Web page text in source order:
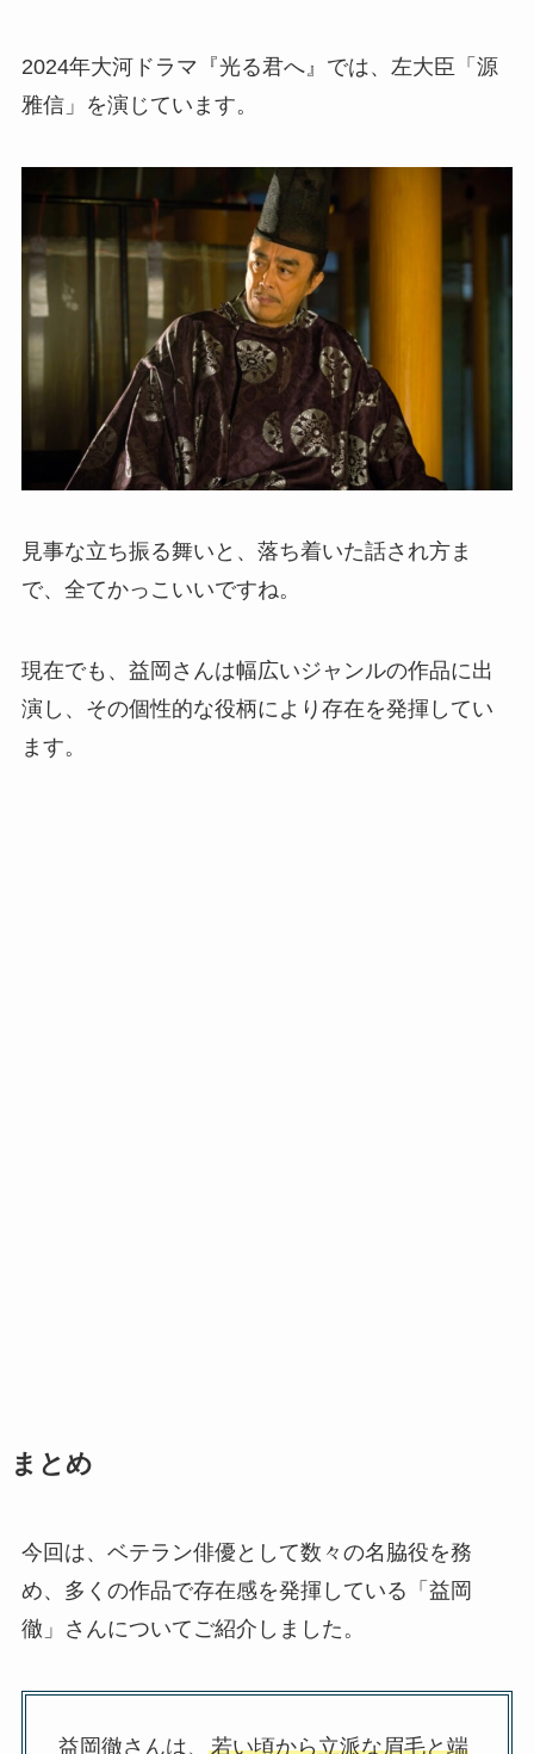
2024年大河ドラマ『光る君へ』では、左大臣「源
雅信」を演じています。
見事な立ち振る舞いと、落ち着いた話され方ま
で、全てかっこいいですね。
現在でも、益岡さんは幅広いジャンルの作品に出
演し、その個性的な役柄により存在を発揮してい
ます。
まとめ
今回は、ベテラン俳優として数々の名脇役を務
め、多くの作品で存在感を発揮している「益岡
徹」さんについてご紹介しました。
益岡徹さんは、 若い頃から立派な眉毛と端